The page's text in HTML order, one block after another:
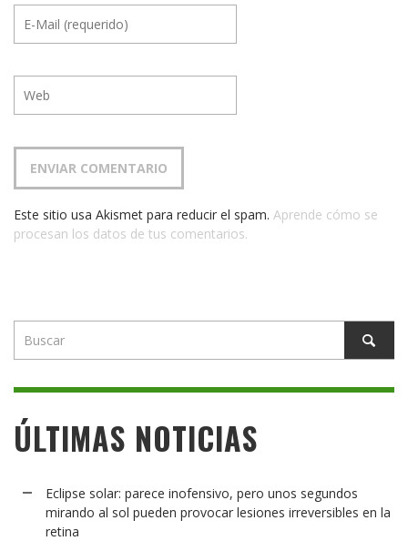
Este sitio usa Akismet para reducir el spam. Aprende cómo se
procesan los datos de tus comentarios.
ÚLTIMAS NOTICIAS
Eclipse solar: parece inofensivo, pero unos segundos
mirando al sol pueden provocar lesiones irreversibles en la
retina